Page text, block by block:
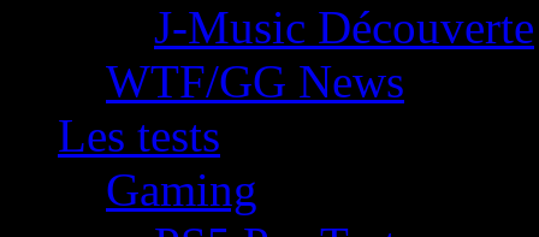
J-Music Découverte
WTF/GG News
Les tests
Gaming